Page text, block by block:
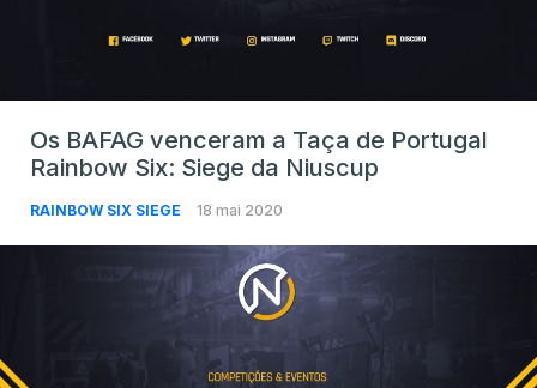
Os BAFAG venceram a Taça de Portugal
Rainbow Six: Siege da Niuscup
RAINBOW SIX SIEGE 18 mai 2020